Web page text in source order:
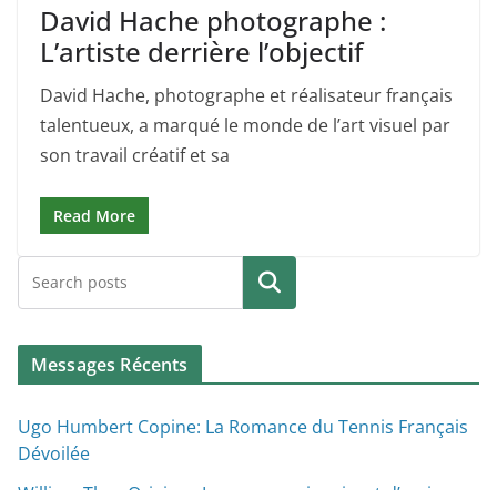
David Hache photographe :
L’artiste derrière l’objectif
David Hache, photographe et réalisateur français
talentueux, a marqué le monde de l’art visuel par
son travail créatif et sa
Read More
Search
Messages Récents
Ugo Humbert Copine: La Romance du Tennis Français
Dévoilée